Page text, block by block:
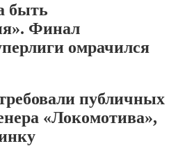
быть
Финал
омрачился
публичных
«Локомотива»,